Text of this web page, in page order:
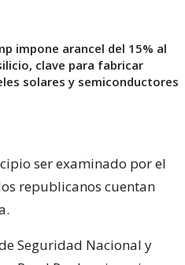
impone arancel del 15% al
clave para fabricar
solares y semiconductores
ser examinado por el
republicanos cuentan
Seguridad Nacional y